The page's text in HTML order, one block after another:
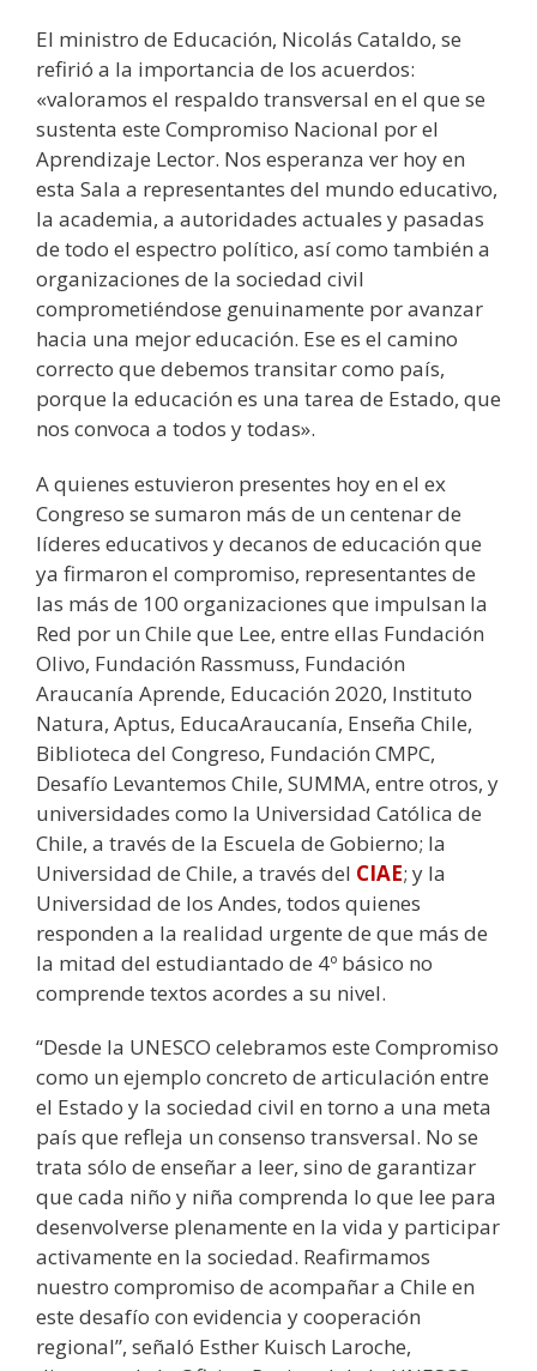
El ministro de Educación, Nicolás Cataldo, se
refirió a la importancia de los acuerdos:
«valoramos el respaldo transversal en el que se
sustenta este Compromiso Nacional por el
Aprendizaje Lector. Nos esperanza ver hoy en
esta Sala a representantes del mundo educativo,
la academia, a autoridades actuales y pasadas
de todo el espectro político, así como también a
organizaciones de la sociedad civil
comprometiéndose genuinamente por avanzar
hacia una mejor educación. Ese es el camino
correcto que debemos transitar como país,
porque la educación es una tarea de Estado, que
nos convoca a todos y todas».
A quienes estuvieron presentes hoy en el ex
Congreso se sumaron más de un centenar de
líderes educativos y decanos de educación que
ya firmaron el compromiso, representantes de
las más de 100 organizaciones que impulsan la
Red por un Chile que Lee, entre ellas Fundación
Olivo, Fundación Rassmuss, Fundación
Araucanía Aprende, Educación 2020, Instituto
Natura, Aptus, EducaAraucanía, Enseña Chile,
Biblioteca del Congreso, Fundación CMPC,
Desafío Levantemos Chile, SUMMA, entre otros, y
universidades como la Universidad Católica de
Chile, a través de la Escuela de Gobierno; la
Universidad de Chile, a través del CIAE; y la
Universidad de los Andes, todos quienes
responden a la realidad urgente de que más de
la mitad del estudiantado de 4º básico no
comprende textos acordes a su nivel.
“Desde la UNESCO celebramos este Compromiso
como un ejemplo concreto de articulación entre
el Estado y la sociedad civil en torno a una meta
país que refleja un consenso transversal. No se
trata sólo de enseñar a leer, sino de garantizar
que cada niño y niña comprenda lo que lee para
desenvolverse plenamente en la vida y participar
activamente en la sociedad. Reafirmamos
nuestro compromiso de acompañar a Chile en
este desafío con evidencia y cooperación
regional”, señaló Esther Kuisch Laroche,